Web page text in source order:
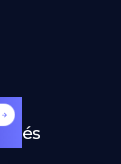
Próba →
és